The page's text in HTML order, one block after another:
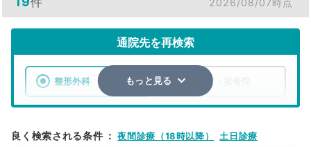
通院先を再検索
整形外科 整骨院・接骨院
もっと見る
良く検索される条件 ： 夜間診療（18時以降） 土日診療